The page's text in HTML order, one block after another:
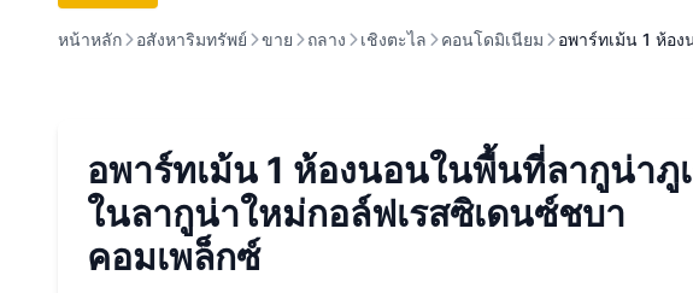
หน้าหลัก อสังหาริมทรัพย์ ขาย ถลาง เชิงตะไล คอนโดมิเนียม อพาร์ทเม้น 1 ห้อ
อพาร์ทเม้น 1 ห้องนอนในพื้นที่ลากูน่าภู
ในลากูน่าใหม่กอล์ฟเรสซิเดนซ์ชบา
คอมเพล็กซ์